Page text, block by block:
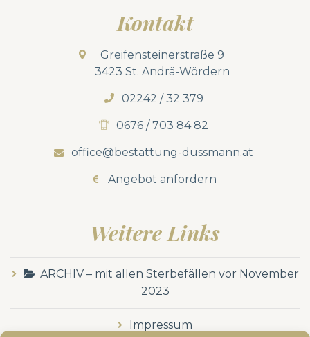
Kontakt
Greifensteinerstraße 9
3423 St. Andrä-Wördern
02242 / 32 379
0676 / 703 84 82
office@bestattung-dussmann.at
Angebot anfordern
Weitere Links
ARCHIV – mit allen Sterbefällen vor November
2023
Impressum